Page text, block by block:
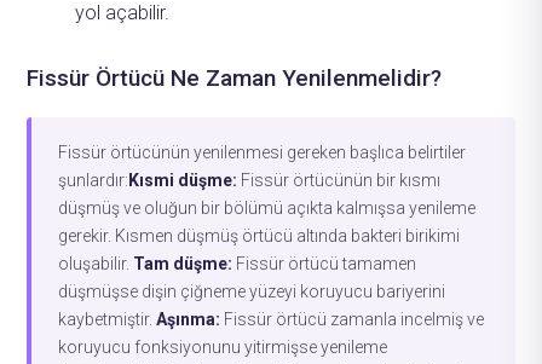
yol açabilir.
Fissür Örtücü Ne Zaman Yenilenmelidir?
Fissür örtücünün yenilenmesi gereken başlıca belirtiler
şunlardır: Kısmi düşme: Fissür örtücünün bir kısmı
düşmüş ve oluğun bir bölümü açıkta kalmışsa yenileme
gerekir. Kısmen düşmüş örtücü altında bakteri birikimi
oluşabilir. Tam düşme: Fissür örtücü tamamen
düşmüşse dişin çiğneme yüzeyi koruyucu bariyerini
kaybetmiştir. Aşınma: Fissür örtücü zamanla incelmiş ve
koruyucu fonksiyonunu yitirmişse yenileme